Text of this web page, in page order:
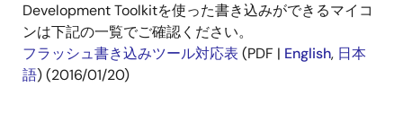
Development Toolkitを使った書き込みができるマイコ
ンは下記の一覧でご確認ください。
フラッシュ書き込みツール対応表 (PDF | English, 日本
語) (2016/01/20)